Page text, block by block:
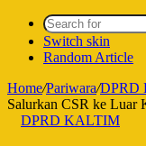
Switch skin
Random Article
Home/Pariwara/DPRD
Salurkan CSR ke Luar
DPRD KALTIM